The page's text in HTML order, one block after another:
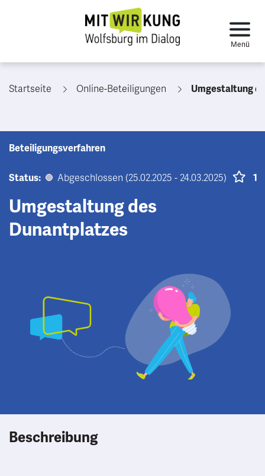
Startseite Online-Beteiligungen Umgestaltung
Beteiligungsverfahren
Status: Abgeschlossen (25.02.2025 - 24.03.2025) 1
Umgestaltung des
Dunantplatzes
Beschreibung